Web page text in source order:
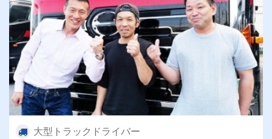
大型トラックドライバー